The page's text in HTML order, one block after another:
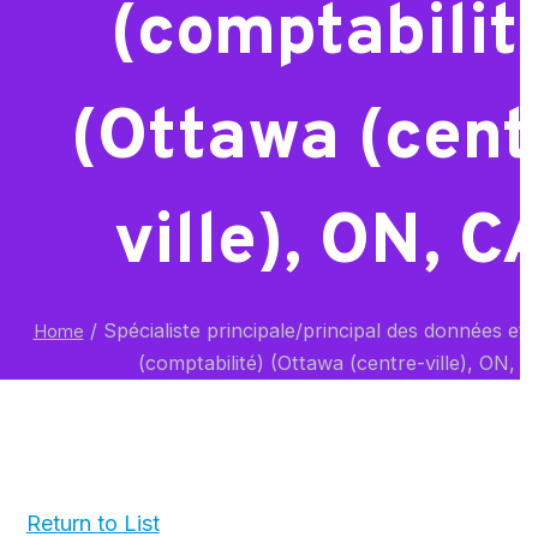
(Ottawa
ville), ON,
Home /Spécialiste principale/principal des données et
(comptabilité) (Ottawa (centre-ville), ON,
Return to List